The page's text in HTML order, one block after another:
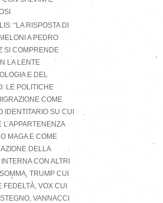
“LA RISPOSTA DI
A PEDRO
SI COMPRENDE
LA LENTE
E DEL
LE POLITICHE
COME
IDENTITARIO SU CUI
L’APPARTENENZA
MAGA E COME
DELLA
CON ALTRI
TRUMP CUI
FEDELTÀ, VOX CUI
VANNACCI